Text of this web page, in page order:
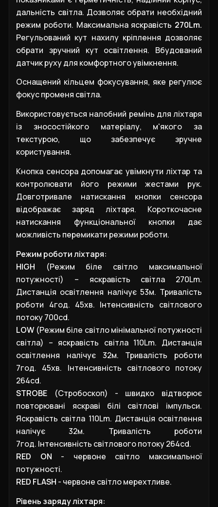
дальність світла. Дозволяє обрати необхідний
режим роботи. Максимальна яскравість 270Lm.
Регульований кут нахилу кріплення дозволяє
обрати зручний кут освітлення. Вбудований
датчик руху для комфортного увімкнення.
Оснащений кільцем фокусування, яке регулює
фокус променя світла.
Використовується налобний ремінь для ліхтаря
із зносостійкого матеріалу, м'якого за
текстурою, що забезпечує зручне
користування.
Кнопка сенсора допомагає увімкнути ліхтар та
контролювати його режими жестами рук.
Довготривале натискання кнопки сенсора
відображає заряд ліхтаря. Короткочасне
натискання функціональної кнопки дає
можливість перемикати режими роботи.
Режим роботи ліхтаря:
HIGH (Режим біле світло максимальної
потужності) – яскравість світла 270Lm.
Дистанція освітлення налічує 53м. Тривалість
роботи 4год. 45хв. Інтенсивність світлового
потоку 700cd.
LOW(Режим біле світло мінімальної потужності
світла) – яскравість світла 110Lm. Дистанція
освітлення налічує 32м. Тривалість роботи
7год. 45хв. Інтенсивність світлового потоку
264cd.
STROBE (Стробоскоп) - швидко відтворює
повторювані яскраві білі світлові імпульси.
Яскравість світла 110Lm. Дистанція освітлення
налічує 32м. Тривалість роботи
7год. Інтенсивність світлового потоку 264cd.
RED ON - червоне світло максимальної
потужності.
RED FLASH - червоне світло мерехтливе.
Рівень заряду ліхтаря: